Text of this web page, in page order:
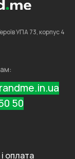
оплата
УПА 73, корпус 4
50